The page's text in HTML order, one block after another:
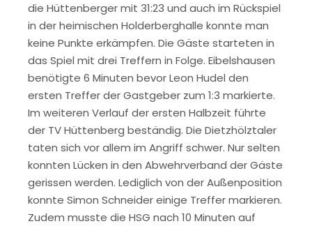
die Hüttenberger mit 31:23 und auch im Rückspiel
in der heimischen Holderberghalle konnte man
keine Punkte erkämpfen. Die Gäste starteten in
das Spiel mit drei Treffern in Folge. Eibelshausen
benötigte 6 Minuten bevor Leon Hudel den
ersten Treffer der Gastgeber zum 1:3 markierte.
Im weiteren Verlauf der ersten Halbzeit führte
der TV Hüttenberg beständig. Die Dietzhölztaler
taten sich vor allem im Angriff schwer. Nur selten
konnten Lücken in den Abwehrverband der Gäste
gerissen werden. Lediglich von der Außenposition
konnte Simon Schneider einige Treffer markieren.
Zudem musste die HSG nach 10 Minuten auf